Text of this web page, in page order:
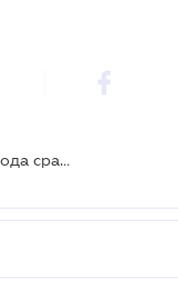
Верховный Суд высказался насчет метода сравнительной неконтролируемой цены